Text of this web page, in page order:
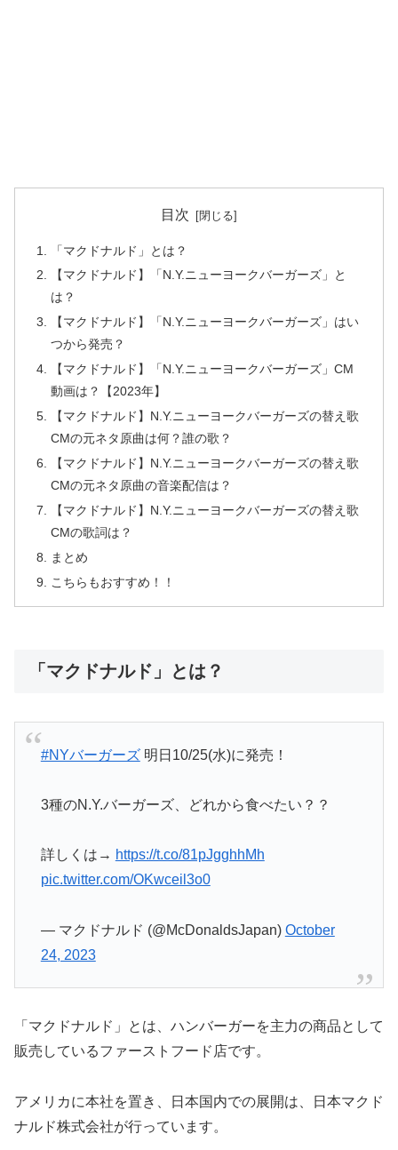
目次
「マクドナルド」とは？
【マクドナルド】「N.Y.ニューヨークバーガーズ」と
は？
【マクドナルド】「N.Y.ニューヨークバーガーズ」はい
つから発売？
【マクドナルド】「N.Y.ニューヨークバーガーズ」CM
動画は？【2023年】
【マクドナルド】N.Y.ニューヨークバーガーズの替え歌
CMの元ネタ原曲は何？誰の歌？
【マクドナルド】N.Y.ニューヨークバーガーズの替え歌
CMの元ネタ原曲の音楽配信は？
【マクドナルド】N.Y.ニューヨークバーガーズの替え歌
CMの歌詞は？
まとめ
こちらもおすすめ！！
「マクドナルド」とは？
#NYバーガーズ明日10/25(水)に発売！
3種のN.Y.バーガーズ、どれから食べたい？？
詳しくは→ https://t.co/81pJgghhMh
pic.twitter.com/OKwceil3o0
— マクドナルド (@McDonaldsJapan) October
24, 2023
「マクドナルド」とは、ハンバーガーを主力の商品として
販売しているファーストフード店です。
アメリカに本社を置き、日本国内での展開は、日本マクド
ナルド株式会社が行っています。